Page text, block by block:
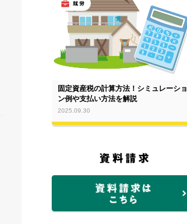
固定資産税の計算方法！シミュレーショ
ン例や支払い方法を解説
2025.09.30